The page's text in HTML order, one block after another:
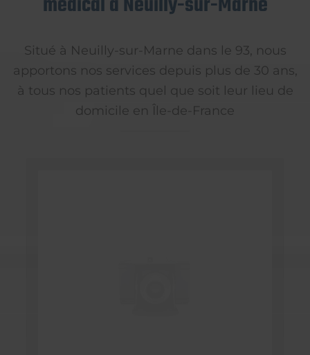
Situé à Neuilly-sur-Marne dans le 93, nous
apportons nos services depuis plus de 30 ans,
à tous nos patients quel que soit leur lieu de
domicile en Île-de-France